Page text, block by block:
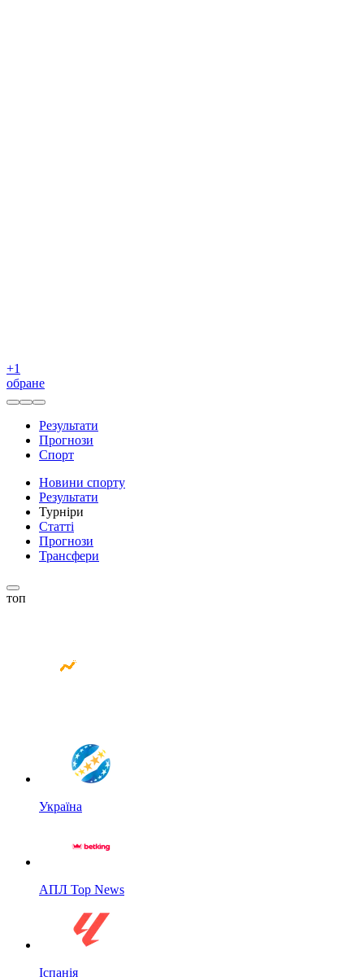
+1
обране
Результати
Прогнози
Спорт
Новини спорту
Результати
Турніри
Статті
Прогнози
Трансфери
топ
Україна
АПЛ Top News
Іспанія